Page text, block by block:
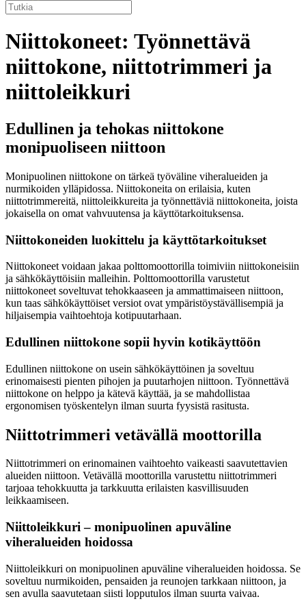
Niittokoneet: Työnnettävä
niittokone, niittotrimmeri ja
niittoleikkuri
Edullinen ja tehokas niittokone
monipuoliseen niittoon
Monipuolinen niittokone on tärkeä työväline viheralueiden ja
nurmikoiden ylläpidossa. Niittokoneita on erilaisia, kuten
niittotrimmereitä, niittoleikkureita ja työnnettäviä niittokoneita, joista
jokaisella on omat vahvuutensa ja käyttötarkoituksensa.
Niittokoneiden luokittelu ja käyttötarkoitukset
Niittokoneet voidaan jakaa polttomoottorilla toimiviin niittokoneisiin
ja sähkökäyttöisiin malleihin. Polttomoottorilla varustetut
niittokoneet soveltuvat tehokkaaseen ja ammattimaiseen niittoon,
kun taas sähkökäyttöiset versiot ovat ympäristöystävällisempiä ja
hiljaisempia vaihtoehtoja kotipuutarhaan.
Edullinen niittokone sopii hyvin kotikäyttöön
Edullinen niittokone on usein sähkökäyttöinen ja soveltuu
erinomaisesti pienten pihojen ja puutarhojen niittoon. Työnnettävä
niittokone on helppo ja kätevä käyttää, ja se mahdollistaa
ergonomisen työskentelyn ilman suurta fyysistä rasitusta.
Niittotrimmeri vetävällä moottorilla
Niittotrimmeri on erinomainen vaihtoehto vaikeasti saavutettavien
alueiden niittoon. Vetävällä moottorilla varustettu niittotrimmeri
tarjoaa tehokkuutta ja tarkkuutta erilaisten kasvillisuuden
leikkaamiseen.
Niittoleikkuri – monipuolinen apuväline
viheralueiden hoidossa
Niittoleikkuri on monipuolinen apuväline viheralueiden hoidossa. Se
soveltuu nurmikoiden, pensaiden ja reunojen tarkkaan niittoon, ja
sen avulla saavutetaan siisti lopputulos ilman suurta vaivaa.